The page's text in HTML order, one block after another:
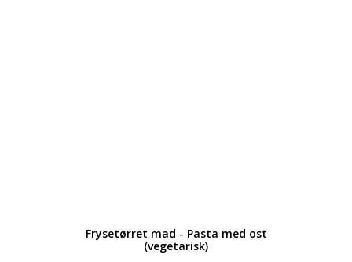
Frysetørret mad - Pasta med ost
(vegetarisk)